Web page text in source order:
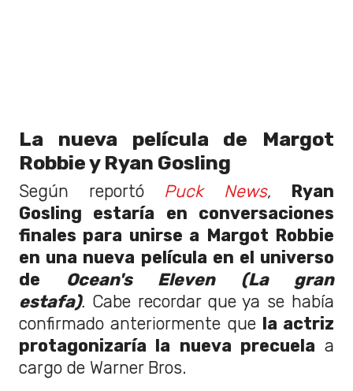
La nueva película de Margot
Robbie y Ryan Gosling
Según reportó Puck News, Ryan
Gosling estaría en conversaciones
finales para unirse a Margot Robbie
en una nueva película en el universo
de Ocean's Eleven (La gran
estafa). Cabe recordar que ya se había
confirmado anteriormente que la actriz
protagonizaría la nueva precuela a
cargo de Warner Bros.